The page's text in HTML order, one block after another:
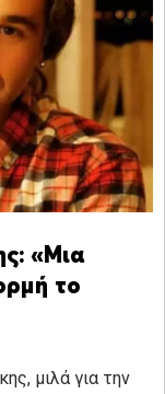
«Μια
το
μιλά για την